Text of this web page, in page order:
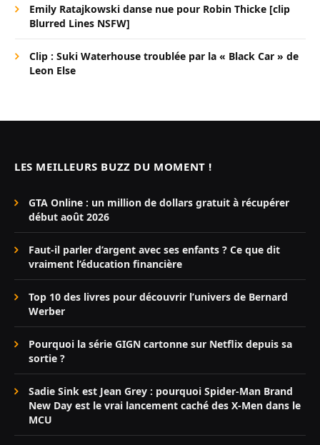
Emily Ratajkowski danse nue pour Robin Thicke [clip
Blurred Lines NSFW]
Clip : Suki Waterhouse troublée par la « Black Car » de
Leon Else
LES MEILLEURS BUZZ DU MOMENT !
GTA Online : un million de dollars gratuit à récupérer
début août 2026
Faut-il parler d’argent avec ses enfants ? Ce que dit
vraiment l’éducation financière
Top 10 des livres pour découvrir l’univers de Bernard
Werber
Pourquoi la série GIGN cartonne sur Netflix depuis sa
sortie ?
Sadie Sink est Jean Grey : pourquoi Spider-Man Brand
New Day est le vrai lancement caché des X-Men dans le
MCU